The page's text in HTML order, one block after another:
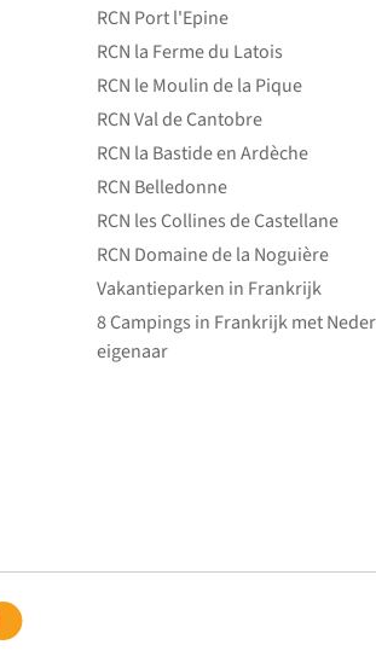
RCN Port l'Epine
RCN la Ferme du Latois
RCN le Moulin de la Pique
RCN Val de Cantobre
RCN la Bastide en Ardèche
RCN Belledonne
RCN les Collines de Castellane
RCN Domaine de la Noguière
Vakantieparken in Frankrijk
8 Campings in Frankrijk met
eigenaar